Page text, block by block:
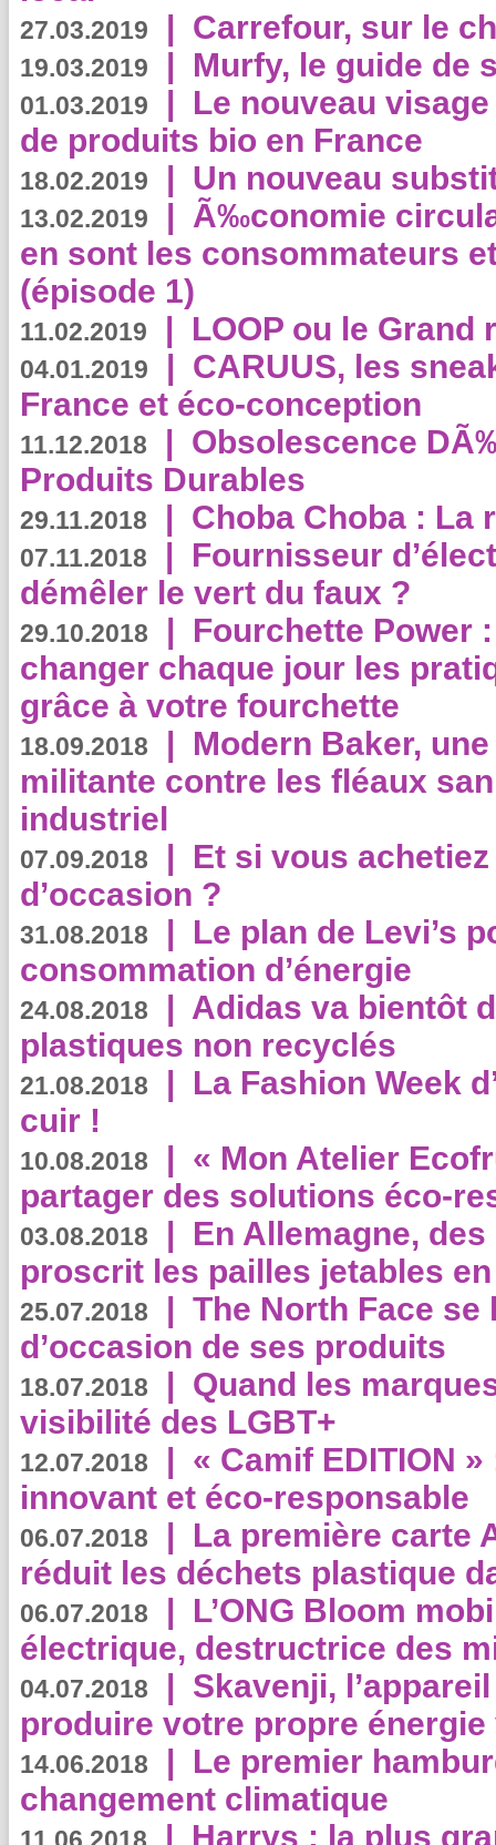
27.03.2019 | Carrefour, sur le
19.03.2019 | Murfy, le guide de
01.03.2019 | Le nouveau
de produits bio en France
18.02.2019 | Un nouveau
13.02.2019 | Ã‰conomie
en sont les consommateurs
(épisode 1)
11.02.2019 | LOOP ou le Grand
04.01.2019 | CARUUS, les
France et éco-conception
11.12.2018 | Obsolescence
Produits Durables
29.11.2018 | Choba Choba : La
07.11.2018 | Fournisseur
démêler le vert du faux ?
29.10.2018 | Fourchette Power
changer chaque jour les
grâce à votre fourchette
18.09.2018 | Modern Baker,
militante contre les fléaux
industriel
07.09.2018 | Et si vous
d’occasion ?
31.08.2018 | Le plan de Levi’s
consommation d’énergie
24.08.2018 | Adidas va bientôt
plastiques non recyclés
21.08.2018 | La Fashion Week
cuir !
10.08.2018 | « Mon Atelier
partager des solutions éco-
03.08.2018 | En Allemagne,
proscrit les pailles jetables
25.07.2018 | The North Face se
d’occasion de ses produits
18.07.2018 | Quand les
visibilité des LGBT+
12.07.2018 | « Camif EDITION
innovant et éco-responsable
06.07.2018 | La première carte
réduit les déchets plastique
06.07.2018 | L’ONG Bloom
électrique, destructrice des
04.07.2018 | Skavenji,
produire votre propre
14.06.2018 | Le premier
changement climatique
| Harrys : la plus